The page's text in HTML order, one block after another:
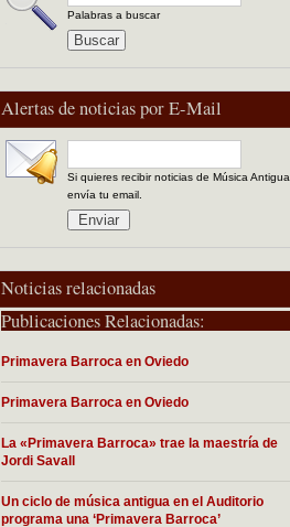
Palabras a buscar
Alertas de noticias por E-Mail
Si quieres recibir noticias de Música Antigua,
envía tu email.
Noticias relacionadas
Publicaciones Relacionadas:
Primavera Barroca en Oviedo
Primavera Barroca en Oviedo
La «Primavera Barroca» trae la maestría de
Jordi Savall
Un ciclo de música antigua en el Auditorio
programa una ‘Primavera Barroca’